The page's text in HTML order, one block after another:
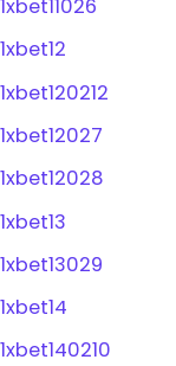
1xbet11026
1xbet12
1xbet120212
1xbet12027
1xbet12028
1xbet13
1xbet13029
1xbet14
1xbet140210